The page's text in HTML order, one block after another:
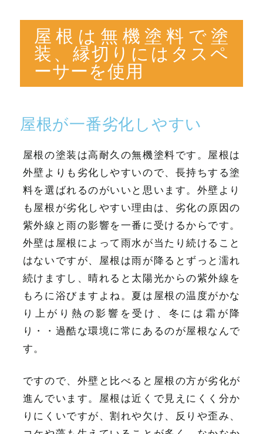
屋根は無機塗料で塗
装、縁切りにはタスペ
ーサーを使用
屋根が一番劣化しやすい
屋根の塗装は高耐久の無機塗料です。屋根は
外壁よりも劣化しやすいので、長持ちする塗
料を選ばれるのがいいと思います。外壁より
も屋根が劣化しやすい理由は、劣化の原因の
紫外線と雨の影響を一番に受けるからです。
外壁は屋根によって雨水が当たり続けること
はないですが、屋根は雨が降るとずっと濡れ
続けますし、晴れると太陽光からの紫外線を
もろに浴びますよね。夏は屋根の温度がかな
り上がり熱の影響を受け、冬には霜が降
り・・過酷な環境に常にあるのが屋根なんで
す。
ですので、外壁と比べると屋根の方が劣化が
進んでいます。屋根は近くで見えにくく分か
りにくいですが、割れや欠け、反りや歪み、